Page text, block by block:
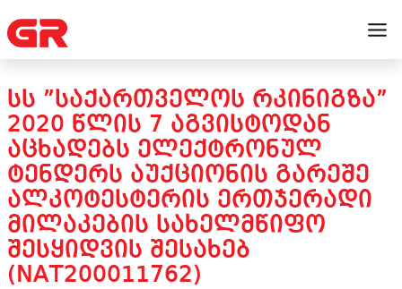
ᲡᲡ ”ᲡᲐᲥᲐᲠᲗᲕᲔᲚᲝᲡ ᲠᲙᲘᲜᲘᲒᲖᲐ”
2020 ᲬᲚᲘᲡ 7 ᲐᲒᲕᲘᲡᲢᲝᲓᲐᲜ
ᲐᲪᲮᲐᲓᲔᲑᲡ ᲔᲚᲔᲥᲢᲠᲝᲜᲣᲚ
ᲢᲔᲜᲓᲔᲠᲡ ᲐᲣᲥᲪᲘᲝᲜᲘᲡ ᲒᲐᲠᲔᲨᲔ
ᲐᲚᲙᲝᲢᲔᲡᲢᲔᲠᲘᲡ ᲔᲠᲗᲯᲔᲠᲐᲓᲘ
ᲛᲘᲚᲐᲙᲔᲑᲘᲡ ᲡᲐᲮᲔᲚᲛᲬᲘᲤᲝ
ᲨᲔᲡᲧᲘᲓᲕᲘᲡ ᲨᲔᲡᲐᲮᲔᲑ
(NAT200011762)